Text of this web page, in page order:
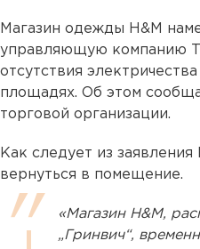
Магазин одежды H&M
управляющую компанию
отсутствия
площадях. Об этом
торговой организации.
Как следует из
вернуться в помещение.
«Магазин H&M,
„Гринвич“,